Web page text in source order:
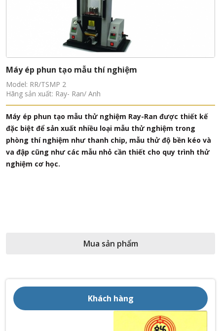
Máy ép phun tạo mẫu thí nghiệm
Model: RR/TSMP 2
Hãng sản xuất: Ray- Ran/ Anh
Máy ép phun tạo mẫu thử nghiệm Ray-Ran được thiết kế
đặc biệt để sản xuất nhiều loại mẫu thử nghiệm trong
phòng thí nghiệm như thanh chip, mẫu thử độ bền kéo và
va đập cũng như các mẫu nhỏ cần thiết cho quy trình thử
nghiệm cơ học.
Mua sản phẩm
Khách hàng